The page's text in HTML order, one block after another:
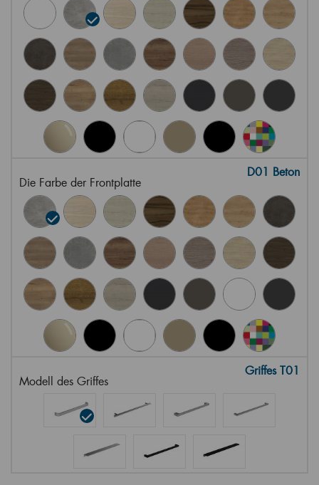
Die Farbe der Frontplatte
D01 Beton
Modell des Griffes
Griffes T01